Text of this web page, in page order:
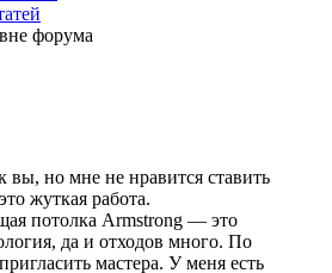
вы, но мне не нравится ставить
жуткая работа.
потолка Armstrong — это
да и отходов много. По
мастера. У меня есть